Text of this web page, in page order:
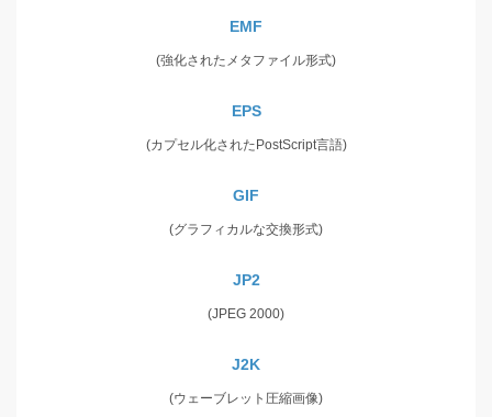
EMF
(強化されたメタファイル形式)
EPS
(カプセル化されたPostScript言語)
GIF
(グラフィカルな交換形式)
JP2
(JPEG 2000)
J2K
(ウェーブレット圧縮画像)